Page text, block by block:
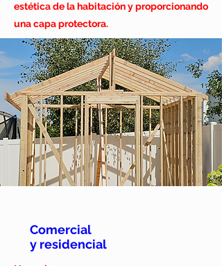
estética de la habitación y proporcionando
una capa protectora.
Comercial
y residencial